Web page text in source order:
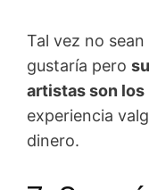
Tal vez no
gustaría pero
artistas son los
experiencia
dinero.